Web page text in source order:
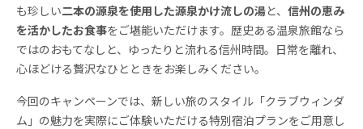
も珍しい二本の源泉を使用した源泉かけ流しの湯と、 信州の恵み
を活かしたお食事をご堪能いただけます。歴史ある温泉旅館なら
ではのおもてなしと、ゆったりと流れる信州時間。日常を離れ、
心ほどける贅沢なひとときをお楽しみください。
今回のキャンペーンでは、新しい旅のスタイル「クラブウィンダ
ム」の魅力を実際にご体験いただける特別宿泊プランをご用意し